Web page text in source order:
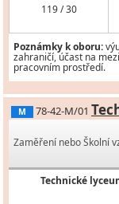
119 / 30
Poznámky k oboru:
zahraničí, účast na
pracovním prostředí.
M 78-42-M/01
Zaměření nebo Školní
Technické